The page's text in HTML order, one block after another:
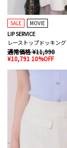
SALE MOVIE
LIP SERVICE
通常価格 ¥11,990
¥10,791 10%OFF